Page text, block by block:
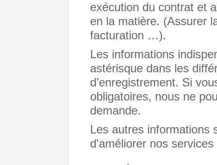
exécution du contrat et
en la matière. (Assurer
facturation …).
Les informations
astérisque dans les
d’enregistrement. Si
obligatoires, nous ne
demande.
Les autres informations
d'améliorer nos